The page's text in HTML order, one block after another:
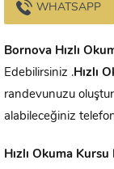
WHATSAPP
Bornova Hızlı
Edebilirsiniz .Hızlı
randevunuzu
alabileceğiniz
Hızlı Okuma Kursu